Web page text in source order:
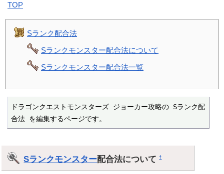
TOP
Sランク配合法
Sランクモンスター配合法について
Sランクモンスター配合法一覧
ドラゴンクエストモンスターズ ジョーカー攻略の Sランク配
合法 を編集するページです。
Sランクモンスター配合法について†